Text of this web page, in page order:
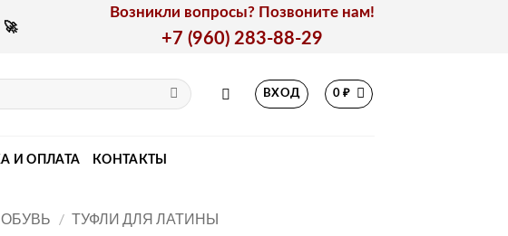
🚀
Возникли вопросы? Позвоните нам!
+7 (960) 283-88-29
ВХОД 0₽
И ОПЛАТА КОНТАКТЫ
/ ТУФЛИ ДЛЯ ЛАТИНЫ